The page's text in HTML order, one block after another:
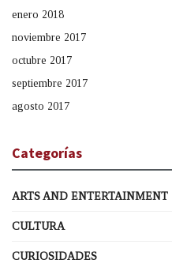
enero 2018
noviembre 2017
octubre 2017
septiembre 2017
agosto 2017
Categorías
ARTS AND ENTERTAINMENT
CULTURA
CURIOSIDADES